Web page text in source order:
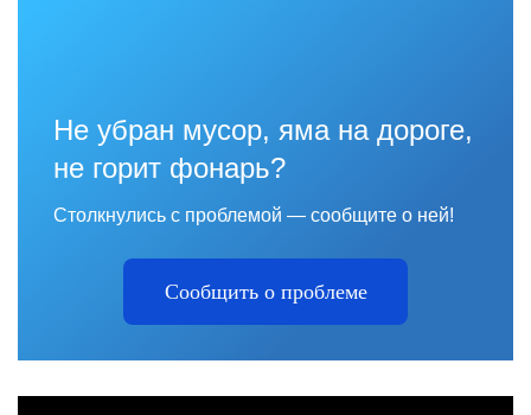
Не убран мусор, яма на дороге,
не горит фонарь?
Столкнулись с проблемой — сообщите о ней!
Сообщить о проблеме